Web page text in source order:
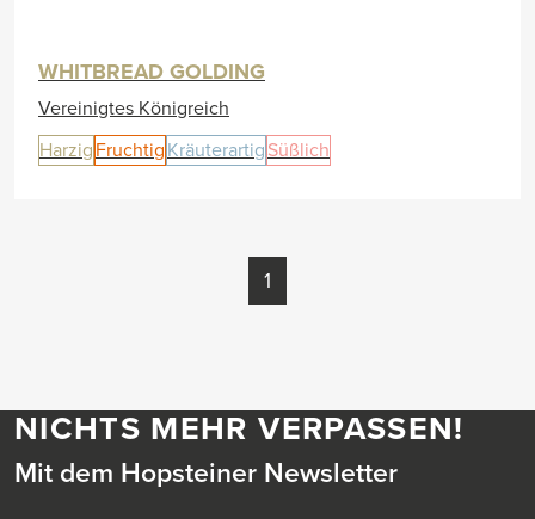
WHITBREAD GOLDING
Vereinigtes Königreich
Harzig Fruchtig Kräuterartig Süßlich
1
NICHTS MEHR VERPASSEN!
Mit dem Hopsteiner Newsletter